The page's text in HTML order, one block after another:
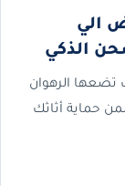
الي
الرهوان
حماية أثاثك